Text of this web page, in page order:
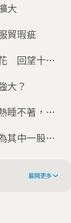
大
貿瑕疵
回望十年
大？
睡不著，天
其中一股力
展開更多